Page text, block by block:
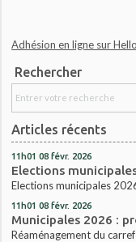
Adhésion en ligne sur
Rechercher
Articles récents
11h01 08 févr. 2026
Elections
Elections municipales
11h01 08 févr. 2026
Municipales 2026 :
Réaménagement du